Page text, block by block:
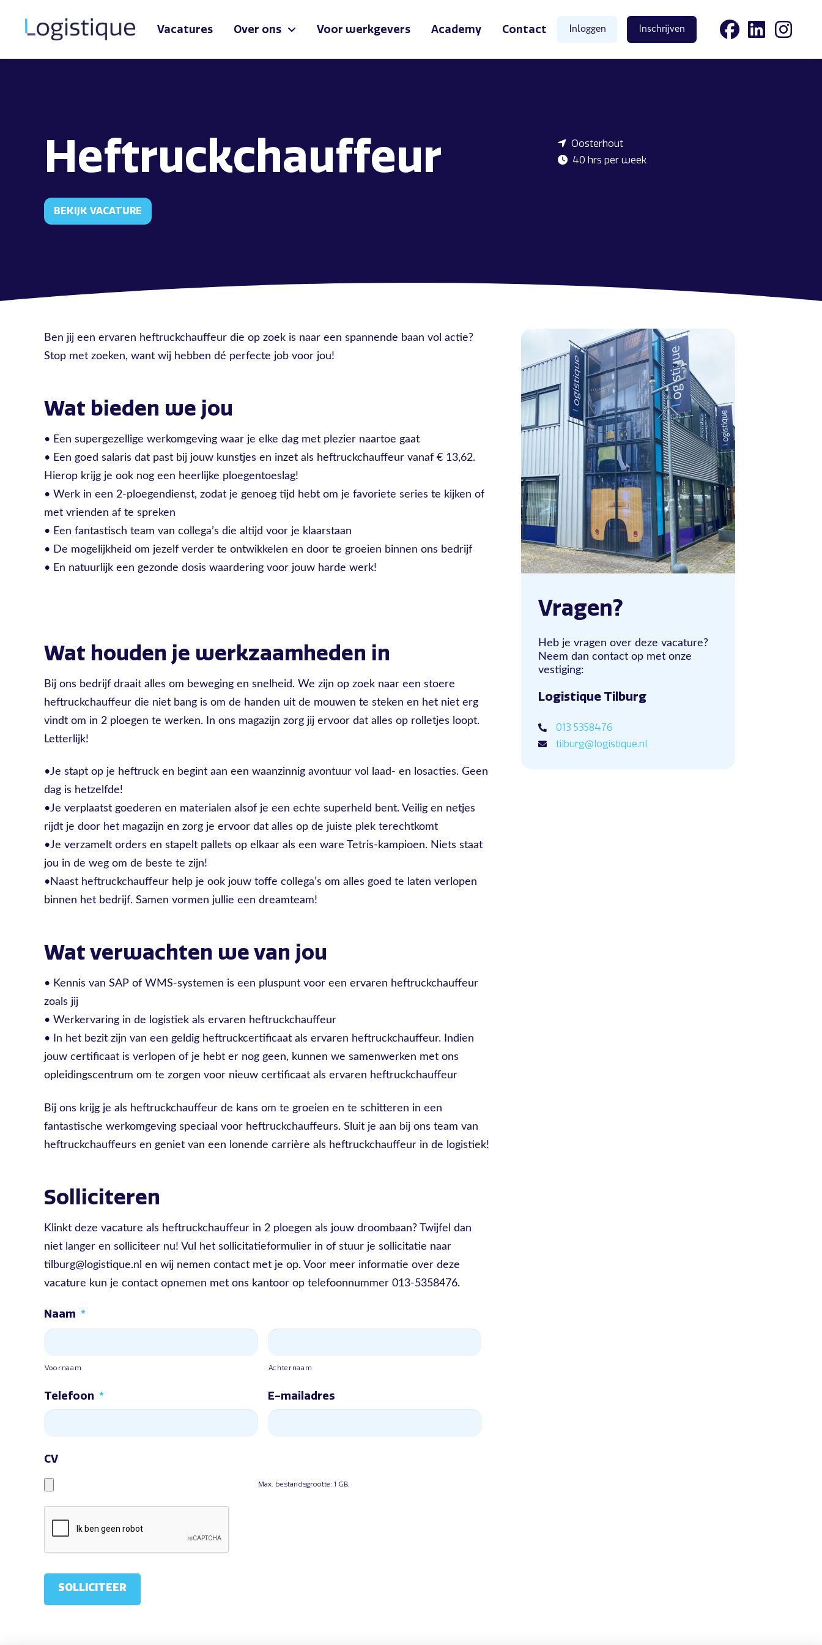
Vacatures Over ons Voor werkgevers Academy Contact Inloggen Inschrijven
Heftruckchauffeur
BEKIJK VACATURE
Oosterhout
40 hrs per week
Ben jij een ervaren heftruckchauffeur die op zoek is naar een spannende baan vol actie?
Stop met zoeken, want wij hebben dé perfecte job voor jou!
Wat bieden we jou
• Een supergezellige werkomgeving waar je elke dag met plezier naartoe gaat
• Een goed salaris dat past bij jouw kunstjes en inzet als heftruckchauffeur vanaf € 13,62.
Hierop krijg je ook nog een heerlijke ploegentoeslag!
• Werk in een 2-ploegendienst, zodat je genoeg tijd hebt om je favoriete series te kijken of
met vrienden af te spreken
• Een fantastisch team van collega’s die altijd voor je klaarstaan
• De mogelijkheid om jezelf verder te ontwikkelen en door te groeien binnen ons bedrijf
• En natuurlijk een gezonde dosis waardering voor jouw harde werk!
Wat houden je werkzaamheden in
Bij ons bedrijf draait alles om beweging en snelheid. We zijn op zoek naar een stoere
heftruckchauffeur die niet bang is om de handen uit de mouwen te steken en het niet erg
vindt om in 2 ploegen te werken. In ons magazijn zorg jij ervoor dat alles op rolletjes loopt.
Letterlijk!
•Je stapt op je heftruck en begint aan een waanzinnig avontuur vol laad- en losacties. Geen
dag is hetzelfde!
•Je verplaatst goederen en materialen alsof je een echte superheld bent. Veilig en netjes
rijdt je door het magazijn en zorg je ervoor dat alles op de juiste plek terechtkomt
•Je verzamelt orders en stapelt pallets op elkaar als een ware Tetris-kampioen. Niets staat
jou in de weg om de beste te zijn!
•Naast heftruckchauffeur help je ook jouw toffe collega’s om alles goed te laten verlopen
binnen het bedrijf. Samen vormen jullie een dreamteam!
Wat verwachten we van jou
• Kennis van SAP of WMS-systemen is een pluspunt voor een ervaren heftruckchauffeur
zoals jij
• Werkervaring in de logistiek als ervaren heftruckchauffeur
• In het bezit zijn van een geldig heftruckcertificaat als ervaren heftruckchauffeur. Indien
jouw certificaat is verlopen of je hebt er nog geen, kunnen we samenwerken met ons
opleidingscentrum om te zorgen voor nieuw certificaat als ervaren heftruckchauffeur
Bij ons krijg je als heftruckchauffeur de kans om te groeien en te schitteren in een
fantastische werkomgeving speciaal voor heftruckchauffeurs. Sluit je aan bij ons team van
heftruckchauffeurs en geniet van een lonende carrière als heftruckchauffeur in de logistiek!
Solliciteren
Klinkt deze vacature als heftruckchauffeur in 2 ploegen als jouw droombaan? Twijfel dan
niet langer en solliciteer nu! Vul het sollicitatieformulier in of stuur je sollicitatie naar
tilburg@logistique.nl en wij nemen contact met je op. Voor meer informatie over deze
vacature kun je contact opnemen met ons kantoor op telefoonnummer 013-5358476.
Naam *
Voornaam Achternaam
Telefoon * E-mailadres
CV
Max. bestandsgrootte: 1 GB.
Vragen?
Heb je vragen over deze vacature?
Neem dan contact op met onze
vestiging:
Logistique Tilburg
013 5358476
tilburg@logistique.nl